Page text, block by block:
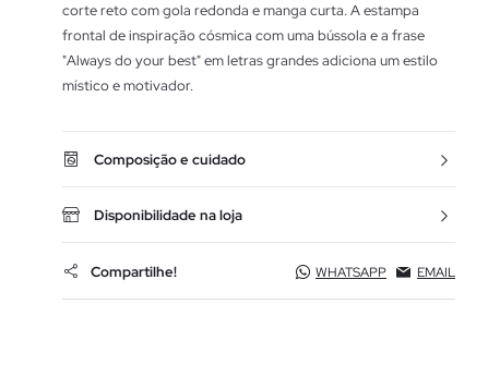
corte reto com gola redonda e manga curta. A estampa
frontal de inspiração cósmica com uma bússola e a frase
"Always do your best" em letras grandes adiciona um estilo
místico e motivador.
Composição e cuidado
Disponibilidade na loja
Compartilhe! WHATSAPP EMAIL